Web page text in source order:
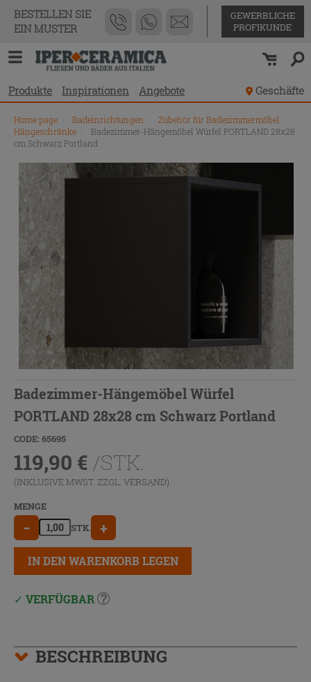
BESTELLEN SIE
EIN MUSTER
GEWERBLICHE
PROFIKUNDE
Produkte Inspirationen Angebote Geschäfte
Home page Badeinrichtungen Zubehör für Badezimmermöbel
Hängeschränke
Badezimmer-Hängemöbel Würfel PORTLAND 28x28
cm Schwarz Portland
Badezimmer-Hängemöbel Würfel
PORTLAND 28x28 cm Schwarz Portland
CODE: 65695
119,90 € /STK.
(INKLUSIVE MWST. ZZGL. VERSAND)
MENGE
− STK. +
IN DEN WARENKORB LEGEN
VERFÜGBAR
BESCHREIBUNG